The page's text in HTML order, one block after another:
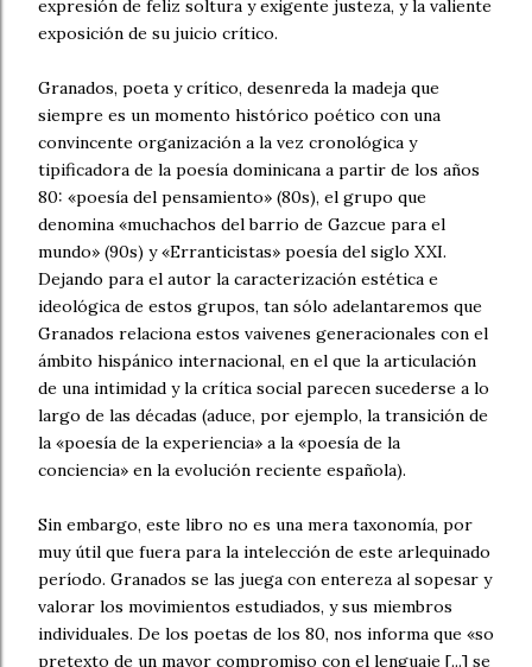
expresión de feliz soltura y exigente justeza, y la valiente
exposición de su juicio crítico.
Granados, poeta y crítico, desenreda la madeja que
siempre es un momento histórico poético con una
convincente organización a la vez cronológica y
tipificadora de la poesía dominicana a partir de los años
80: «poesía del pensamiento» (80s), el grupo que
denomina «muchachos del barrio de Gazcue para el
mundo» (90s) y «Erranticistas» poesía del siglo XXI.
Dejando para el autor la caracterización estética e
ideológica de estos grupos, tan sólo adelantaremos que
Granados relaciona estos vaivenes generacionales con el
ámbito hispánico internacional, en el que la articulación
de una intimidad y la crítica social parecen sucederse a lo
largo de las décadas (aduce, por ejemplo, la transición de
la «poesía de la experiencia» a la «poesía de la
conciencia» en la evolución reciente española).
Sin embargo, este libro no es una mera taxonomía, por
muy útil que fuera para la intelección de este arlequinado
período. Granados se las juega con entereza al sopesar y
valorar los movimientos estudiados, y sus miembros
individuales. De los poetas de los 80, nos informa que «so
pretexto de un mayor compromiso con el lenguaje [...] se